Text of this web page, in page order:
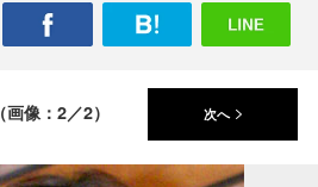
（画像：2／2） 次へ